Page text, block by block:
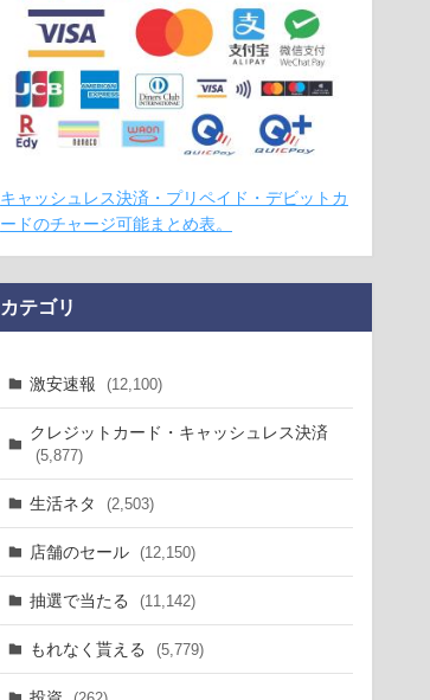
キャッシュレス決済・プリペイド・デビットカ
ードのチャージ可能まとめ表。
カテゴリ
激安速報 (12,100)
クレジットカード・キャッシュレス決済
(5,877)
生活ネタ (2,503)
店舗のセール (12,150)
抽選で当たる (11,142)
もれなく貰える (5,779)